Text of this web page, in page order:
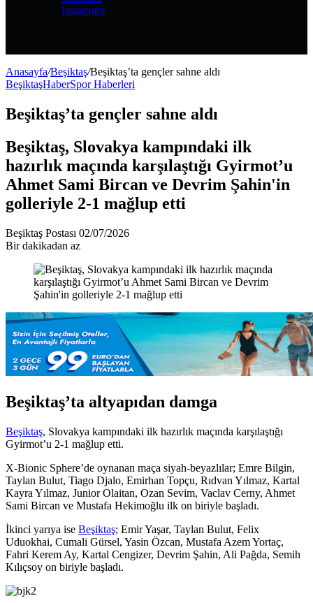
Instagram
Anasayfa/Beşiktaş/Beşiktaş’ta gençler sahne aldı
BeşiktaşHaberSpor Haberleri
Beşiktaş’ta gençler sahne aldı
Beşiktaş, Slovakya kampındaki ilk
hazırlık maçında karşılaştığı Gyirmot’u
Ahmet Sami Bircan ve Devrim Şahin'in
golleriyle 2-1 mağlup etti
Beşiktaş Postası Bir
e-
göndermek
02/07/2026
Bir dakikadan az
Beşiktaş’ta altyapıdan damga
Beşiktaş, Slovakya kampındaki ilk hazırlık maçında karşılaştığı
Gyirmot’u 2-1 mağlup etti.
X-Bionic Sphere’de oynanan maça siyah-beyazlılar; Emre Bilgin,
Taylan Bulut, Tiago Djalo, Emirhan Topçu, Rıdvan Yılmaz, Kartal
Kayra Yılmaz, Junior Olaitan, Ozan Sevim, Vaclav Cerny, Ahmet
Sami Bircan ve Mustafa Hekimoğlu ilk on biriyle başladı.
İkinci yarıya ise Beşiktaş; Emir Yaşar, Taylan Bulut, Felix
Uduokhai, Cumali Gürsel, Yasin Özcan, Mustafa Azem Yortaç,
Fahri Kerem Ay, Kartal Cengizer, Devrim Şahin, Ali Pağda, Semih
Kılıçsoy on biriyle başladı.